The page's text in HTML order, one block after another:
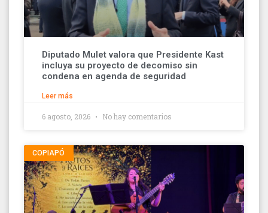
Diputado Mulet valora que Presidente Kast
incluya su proyecto de decomiso sin
condena en agenda de seguridad
Leer más
6 agosto, 2026 No hay comentarios
COPIAPÓ